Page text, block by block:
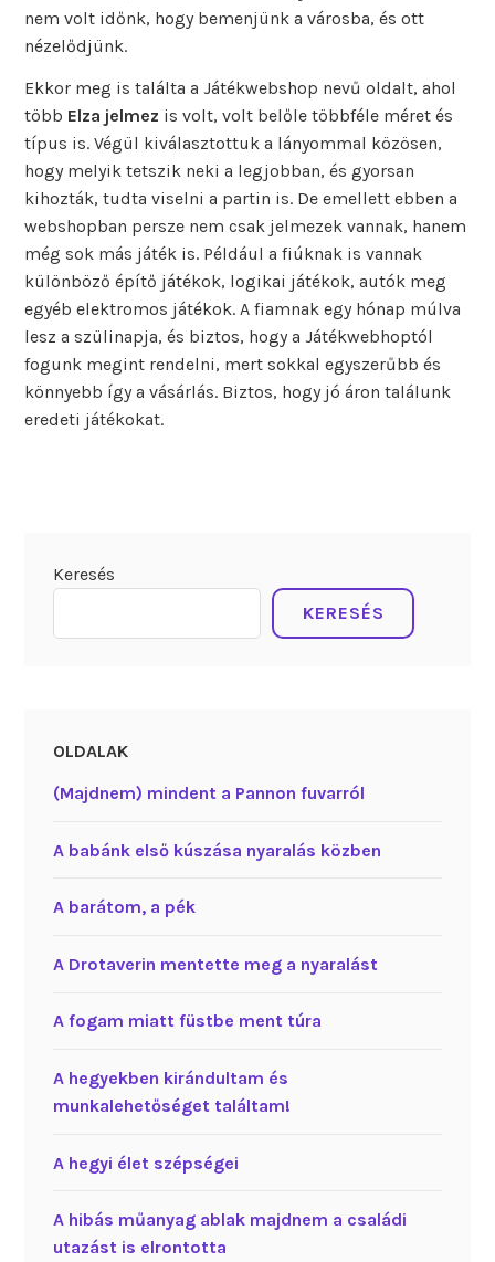
nem volt időnk, hogy bemenjünk a városba, és ott
nézelődjünk.
Ekkor meg is találta a Játékwebshop nevű oldalt, ahol
több Elza jelmez is volt, volt belőle többféle méret és
típus is. Végül kiválasztottuk a lányommal közösen,
hogy melyik tetszik neki a legjobban, és gyorsan
kihozták, tudta viselni a partin is. De emellett ebben a
webshopban persze nem csak jelmezek vannak, hanem
még sok más játék is. Például a fiúknak is vannak
különböző építő játékok, logikai játékok, autók meg
egyéb elektromos játékok. A fiamnak egy hónap múlva
lesz a szülinapja, és biztos, hogy a Játékwebhoptól
fogunk megint rendelni, mert sokkal egyszerűbb és
könnyebb így a vásárlás. Biztos, hogy jó áron találunk
eredeti játékokat.
Keresés
KERESÉS
OLDALAK
(Majdnem) mindent a Pannon fuvarról
A babánk első kúszása nyaralás közben
A barátom, a pék
A Drotaverin mentette meg a nyaralást
A fogam miatt füstbe ment túra
A hegyekben kirándultam és
munkalehetőséget találtam!
A hegyi élet szépségei
A hibás műanyag ablak majdnem a családi
utazást is elrontotta